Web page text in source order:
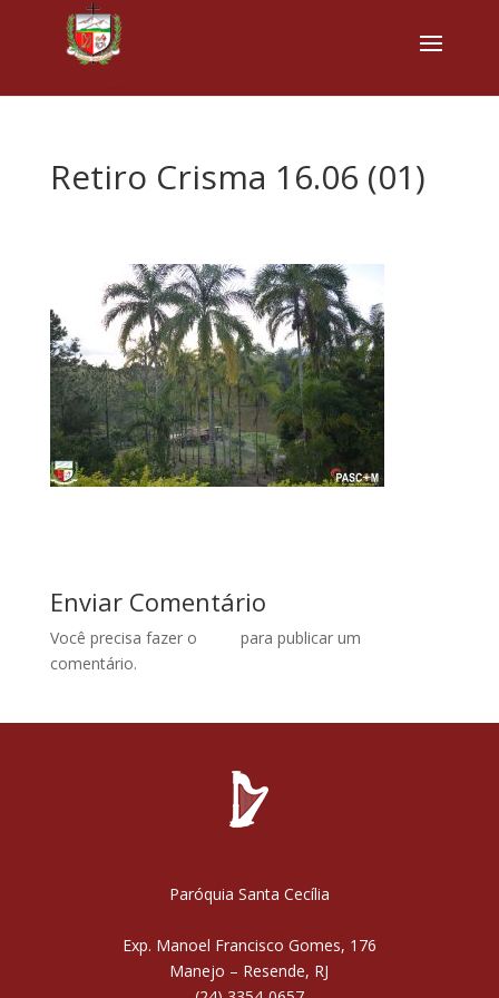
Retiro Crisma 16.06 (01)
Enviar Comentário
Você precisa fazer o
para publicar um
comentário.
Paróquia Santa Cecília
Exp. Manoel Francisco Gomes, 176
Manejo – Resende, RJ